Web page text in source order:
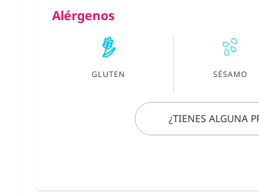
Alérgenos
GLUTEN SÉSAMO
¿TIENES ALGUNA